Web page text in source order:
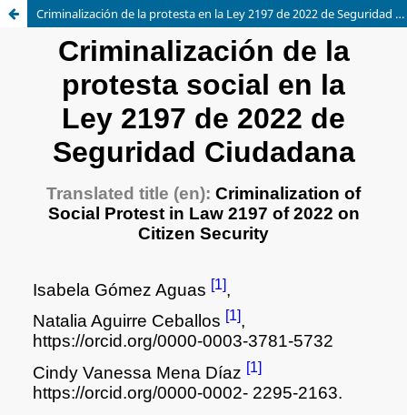
Criminalización de la protesta en la Ley 2197 de 2022 de Seguridad Ciudadana